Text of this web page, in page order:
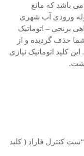
باشد که مانع
ورودی آب شهری
برنجی – اتوماتیک
حذف گردیده و از
کلید اتوماتیک نیازی
کنترل فاراد ( کلید